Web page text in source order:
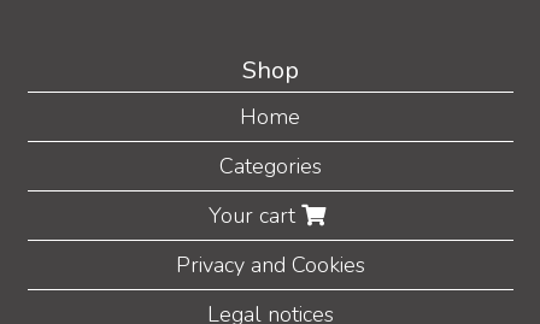
Shop
Home
Categories
Your cart
Privacy and Cookies
Legal notices